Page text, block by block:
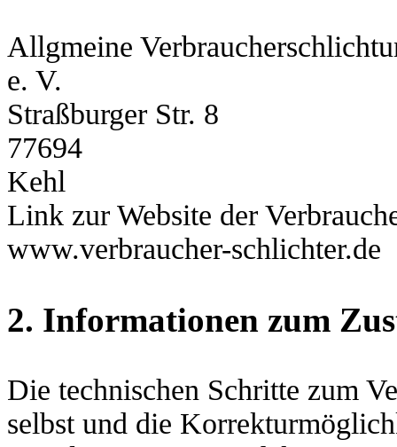
Allgmeine
e. V.
Straßburger Str. 8
77694
Kehl
Link zur Website der
www.verbraucher-schlichter.de
2. Informationen zum
Die technischen Schritte zum
selbst und die